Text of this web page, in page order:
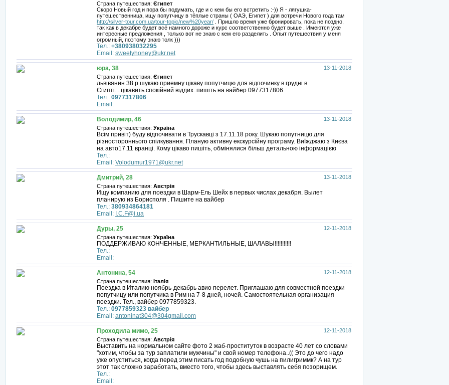
Страна путешествия: Єгипет
Скоро Новый год и пора бы подумать, где и с кем бы его встретить :-)) Я - лягушка-
путешественница, ищу попутчицу в тёплые страны ( ОАЭ, Египет ) для встречи Нового года там
http://silver-tour.com.ua/tour-topic/new%20year/ . Пришло время уже бронировать, пока не поздно,
так как в декабре будет всё намного дороже и курс соответственно будет выше . Имеются уже
интересные предложения , только вот не знаю с кем его разделить . Опыт путешествия у меня
огромный, поэтому знаю толк )))
Тел.: +380938032295
Email: sweetyhoney@ukr.net
13-11-2018
юра, 38
Страна путешествия: Єгипет
львівянин 38 р шукаю приемну цікаву попутчицю для відпочинку в грудні в
Єгипті....цікавить спокійний віддих..пишіть на вайбер 0977317806
Тел.: 0977317806
Email:
13-11-2018
Володимир, 46
Страна путешествия: Україна
Всім привіт) буду відпочивати в Трускавці з 17.11.18 року. Шукаю попутницю для
різностороннього спілкування. Планую активну екскурсійну програму. Виїжджаю з Києва
на авто17.11 вранці. Кому цікаво пишіть, обмінялися більш детальною інформацією
Тел.:
Email: Volodumur1971@ukr.net
13-11-2018
Дмитрий, 28
Страна путешествия: Австрія
Ищу компанию для поездки в Шарм-Ель Шейх в первых числах декабря. Вылет
планирую из Борисполя . Пишите на вайбер
Тел.: 380934864181
Email: I.C.F@i.ua
12-11-2018
Дуры, 25
Страна путешествия: Україна
ПОДДЕРЖИВАЮ КОНЧЕННЫЕ, МЕРКАНТИЛЬНЫЕ, ШАЛАВЫ!!!!!!!!!!!
Тел.:
Email:
12-11-2018
Антонина, 54
Страна путешествия: Італія
Поездка в Италию ноябрь-декабрь авио перелет. Приглашаю для совместной поездки
попутчицу или попутчика в Рим на 7-8 дней, ночей. Самостоятельная организация
поездки. Тел., вайбер 0977859323.
Тел.: 0977859323 вайбер
Email: antoninat304@304gmail.com
12-11-2018
Проходила мимо, 25
Страна путешествия: Австрія
Выставить на нормальном сайте фото 2 жаб-проституток в возрасте 40 лет со словами
"хотим, чтобы за тур заплатили мужчины" и свой номер телефона..(( Это до чего надо
уже опуститься, когда перед этим писать год подобную чушь на пилигриммк? А на тур
этот так сложно заработать, вместо того, чтобы здесь выставлять себя позорищем.
Тел.:
Email: